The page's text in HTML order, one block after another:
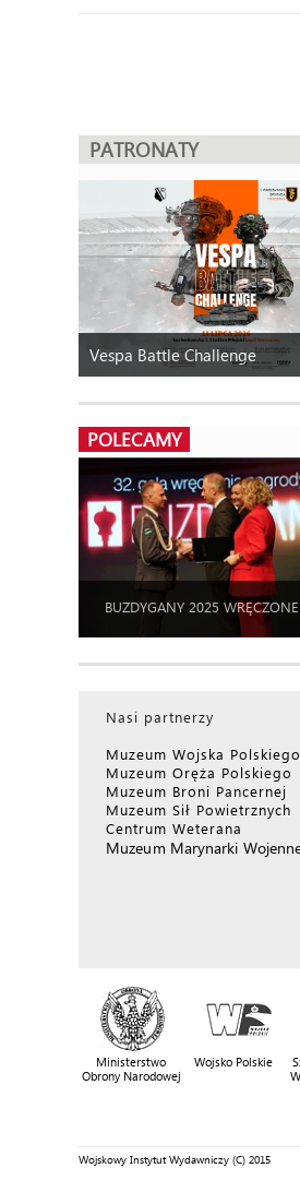
PATRONATY
Vespa Battle Challenge
POLECAMY
BUZDYGANY 2025 WRĘCZONE
Nasi partnerzy
Muzeum Wojska Polskiego
Muzeum Oręża Polskiego
Muzeum Broni Pancernej
Muzeum Sił Powietrznych
Centrum Weterana
Muzeum Marynarki
Ministerstwo
Obrony Narodowej
Wojsko Polskie
Wojskowy Instytut Wydawniczy (C) 2015